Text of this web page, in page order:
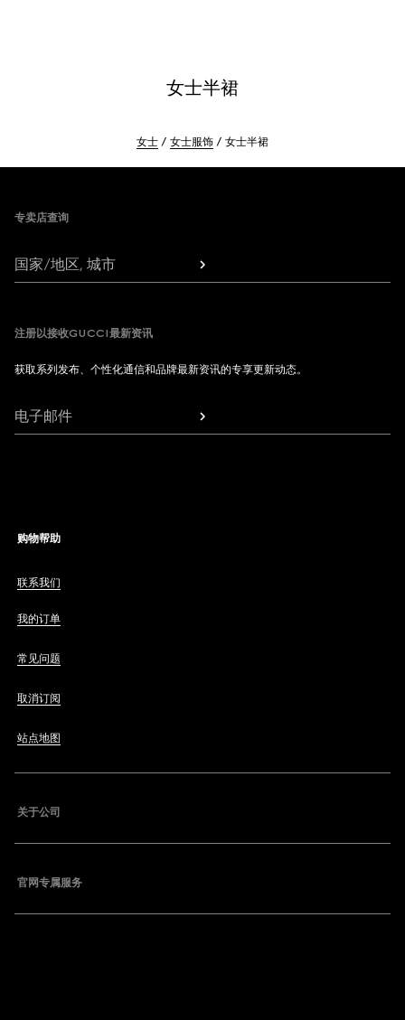
女士半裙
女士 女士服饰 女士半裙
专卖店查询
国家/地区, 城市
注册以接收GUCCI最新资讯
获取系列发布、个性化通信和品牌最新资讯的专享更新动态。
电子邮件
购物帮助
联系我们
我的订单
常见问题
取消订阅
站点地图
关于公司
官网专属服务